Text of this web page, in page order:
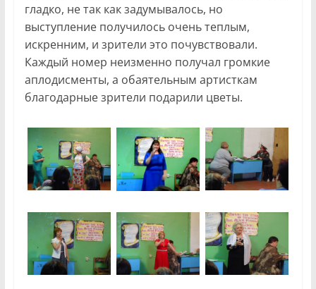
гладко, не так как задумывалось, но
выступление получилось очень теплым,
искренним, и зрители это почувствовали.
Каждый номер неизменно получал громкие
аплодисменты, а обаятельным артисткам
благодарные зрители подарили цветы.